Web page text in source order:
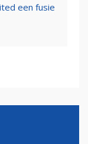
een fusie